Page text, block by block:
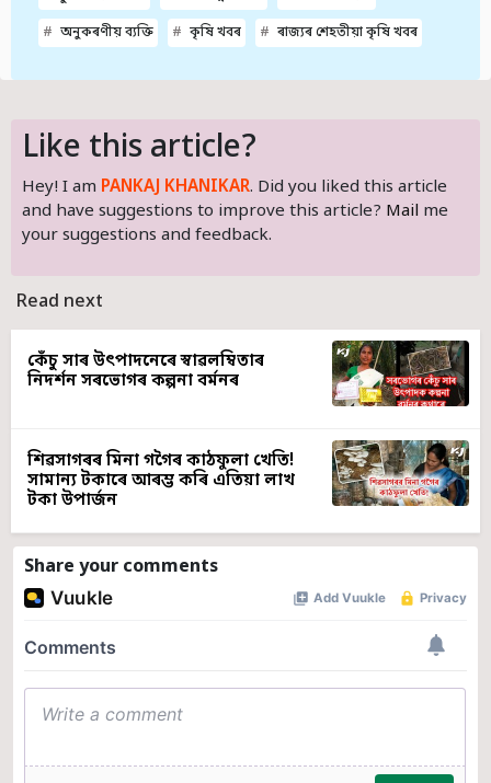
অনুকৰণীয় ব্যক্তি কৃষি খবৰ ৰাজ্যৰ শেহতীয়া কৃষি খবৰ
Like this article?
Hey! I am PANKAJ KHANIKAR. Did you liked this article
and have suggestions to improve this article? Mail me
your suggestions and feedback.
Read next
কেঁচু সাৰ উৎপাদনেৰে স্বাৱলম্বিতাৰ
নিদৰ্শন সৰভোগৰ কল্পনা বৰ্মনৰ
শিৱসাগৰৰ মিনা গগৈৰ কাঠফুলা খেতি!
সামান্য টকাৰে আৰম্ভ কৰি এতিয়া লাখ
টকা উপাৰ্জন
Share your comments